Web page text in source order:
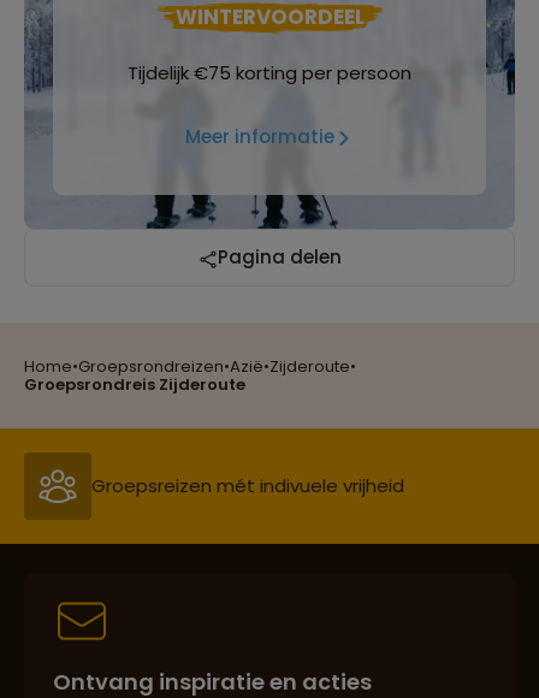
Home•Groepsrondreizen•Azië•Zijderoute•
Groepsrondreis Zijderoute
WINTERVOORDEEL
Tijdelijk €75 korting per persoon
Meer informatie
Pagina delen
Reizen met oog voor mens, cultuur en milieu
Groepsreizen mét indivuele vrijheid
Reiszekerheid met Sawadee
Persoonlijk en deskundig reisadvies
Ontvang inspiratie en acties